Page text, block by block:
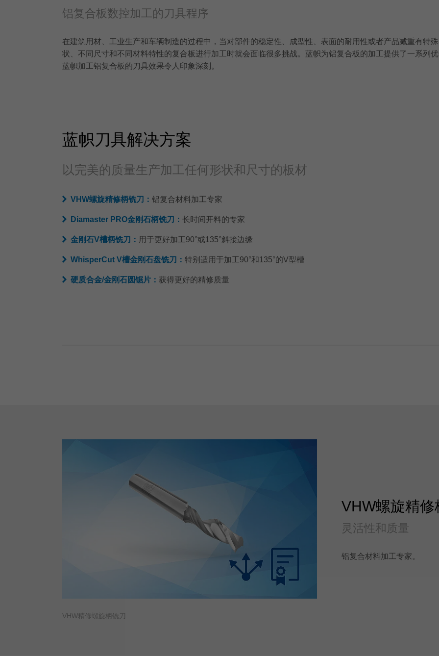
铝复合板数控加工的刀具程序
在建筑用材、工业生产和车辆制造的过程中，当对部件的稳定性、成型性、表面的耐用性或者产品减重有特
状、不同尺寸和不同材料特性的复合板进行加工时就会面临很多挑战。蓝帜为铝复合板的加工提供了一系列
蓝帜加工铝复合板的刀具效果令人印象深刻。
蓝帜刀具解决方案
以完美的质量生产加工任何形状和尺寸的板材
VHW螺旋精修柄铣刀： 铝复合材料加工专家
Diamaster PRO金刚石柄铣刀： 长时间开料的专家
金刚石V槽柄铣刀： 用于更好加工90°或135°斜接边缘
WhisperCut V槽金刚石盘铣刀： 特别适用于加工90°和135°的V型槽
硬质合金/金刚石圆锯片： 获得更好的精修质量
VHW精修螺旋柄铣刀
VHW螺旋精修
灵活性和质量
铝复合材料加工专家。